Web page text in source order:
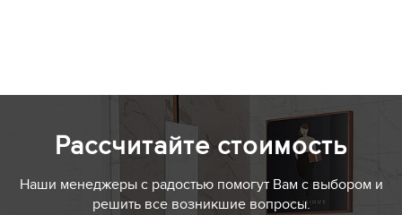
Рассчитайте стоимость
Наши менеджеры с радостью помогут Вам с выбором и
решить все возникшие вопросы.